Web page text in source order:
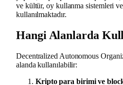
ve kültür, oy kullanma sistemleri
kullanılmaktadır.
Hangi Alanlarda
Decentralized Autonomous
alanda kullanılabilir:
Kripto para birimi ve